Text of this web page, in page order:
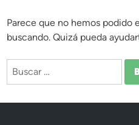
Parece que no hemos podido
buscando. Quizá pueda
Buscar: